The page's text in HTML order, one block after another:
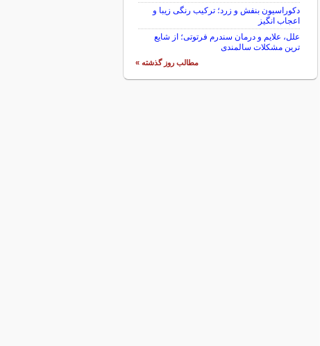
دکوراسیون بنفش و زرد؛ ترکیب رنگی زیبا و
اعجاب انگیز
علل، علایم و درمان سندرم فرتوتی؛ از شایع
ترین مشکلات سالمندی
مطالب روز گذشته »